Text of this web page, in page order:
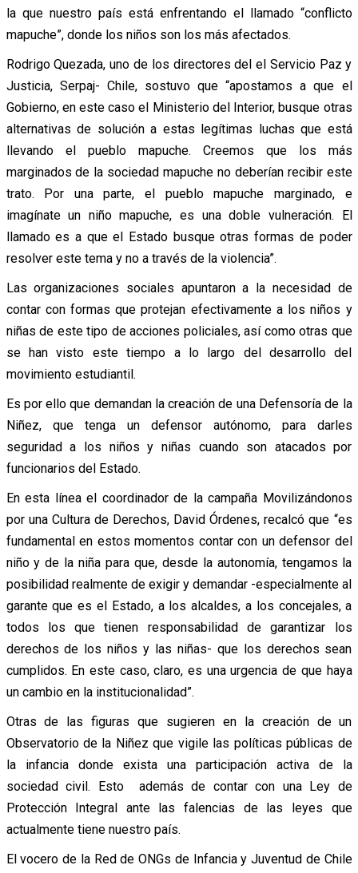
la que nuestro país está enfrentando el llamado “conflicto
mapuche”, donde los niños son los más afectados.
Rodrigo Quezada, uno de los directores del el Servicio Paz y
Justicia, Serpaj- Chile, sostuvo que “apostamos a que el
Gobierno, en este caso el Ministerio del Interior, busque otras
alternativas de solución a estas legítimas luchas que está
llevando el pueblo mapuche. Creemos que los más
marginados de la sociedad mapuche no deberían recibir este
trato. Por una parte, el pueblo mapuche marginado, e
imagínate un niño mapuche, es una doble vulneración. El
llamado es a que el Estado busque otras formas de poder
resolver este tema y no a través de la violencia”.
Las organizaciones sociales apuntaron a la necesidad de
contar con formas que protejan efectivamente a los niños y
niñas de este tipo de acciones policiales, así como otras que
se han visto este tiempo a lo largo del desarrollo del
movimiento estudiantil.
Es por ello que demandan la creación de una Defensoría de la
Niñez, que tenga un defensor autónomo, para darles
seguridad a los niños y niñas cuando son atacados por
funcionarios del Estado.
En esta línea el coordinador de la campaña Movilizándonos
por una Cultura de Derechos, David Órdenes, recalcó que “es
fundamental en estos momentos contar con un defensor del
niño y de la niña para que, desde la autonomía, tengamos la
posibilidad realmente de exigir y demandar -especialmente al
garante que es el Estado, a los alcaldes, a los concejales, a
todos los que tienen responsabilidad de garantizar los
derechos de los niños y las niñas- que los derechos sean
cumplidos. En este caso, claro, es una urgencia de que haya
un cambio en la institucionalidad”.
Otras de las figuras que sugieren en la creación de un
Observatorio de la Niñez que vigile las políticas públicas de
la infancia donde exista una participación activa de la
sociedad civil. Esto además de contar con una Ley de
Protección Integral ante las falencias de las leyes que
actualmente tiene nuestro país.
El vocero de la Red de ONGs de Infancia y Juventud de Chile